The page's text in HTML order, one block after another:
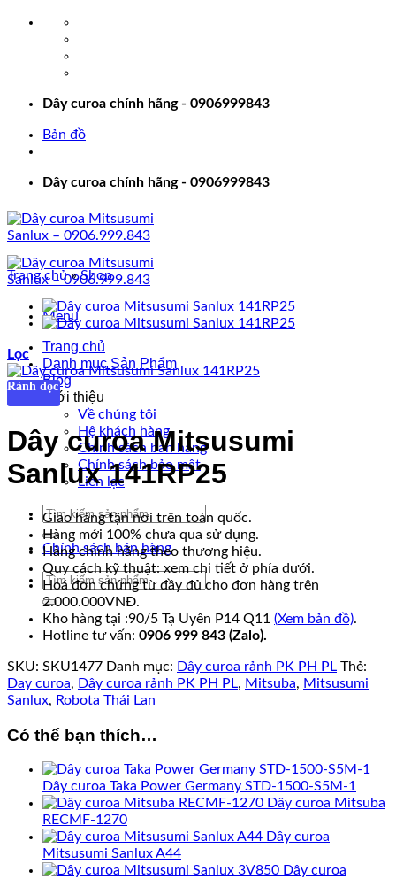
Dây curoa chính hãng - 0906999843
Bản đồ
Dây curoa chính hãng - 0906999843
Menu
Trang chủ
Danh mục Sản Phẩm
Blog
Giới thiệu
Về chúng tôi
Hệ khách hàng
Chính sách bán hàng
Chính sách bảo mật
Liên lạc
Tìm
kiếm:
Chính sách bán hàng
Tìm
kiếm:
Trang chủ » Shop
Lọc
Rảnh dọc
Dây curoa Mitsusumi
Sanlux 141RP25
Giao hàng tận nơi trên toàn quốc.
Hàng mới 100% chưa qua sử dụng.
Hàng chính hãng theo thương hiệu.
Quy cách kỹ thuật: xem chi tiết ở phía dưới.
Hoá đơn chứng từ đầy đủ cho đơn hàng trên
2.000.000VNĐ.
Kho hàng tại :90/5 Tạ Uyên P14 Q11 (Xem bản đồ).
Hotline tư vấn: 0906 999 843 (Zalo).
SKU: SKU1477 Danh mục: Dây curoa rảnh PK PH PL Thẻ:
Day curoa, Dây curoa rảnh PK PH PL, Mitsuba, Mitsusumi
Sanlux, Robota Thái Lan
Có thể bạn thích…
Dây curoa Taka Power Germany STD-1500-S5M-1
Dây curoa Mitsuba
RECMF-1270
Dây curoa
Mitsusumi Sanlux A44
Dây curoa